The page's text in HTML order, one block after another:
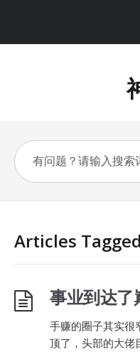
Articles
事业到达了
手赚的圈子其实很
顶了，头部的大佬